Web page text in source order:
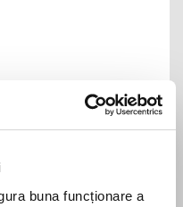
buna funcționare a
and violence